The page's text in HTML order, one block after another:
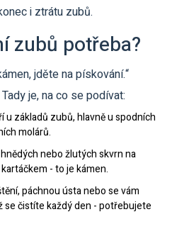
i ztrátu zubů.
zubů potřeba?
jděte na pískování.“
je, na co se podívat:
u základů zubů, hlavně u spodních
molárů.
nebo žlutých skvrn na
- to je kámen.
páchnou ústa nebo se vám
se čistíte každý den - potřebujete